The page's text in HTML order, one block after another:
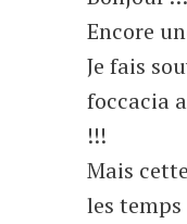
Encore
Je fais
foccacia
!!!
Mais
les